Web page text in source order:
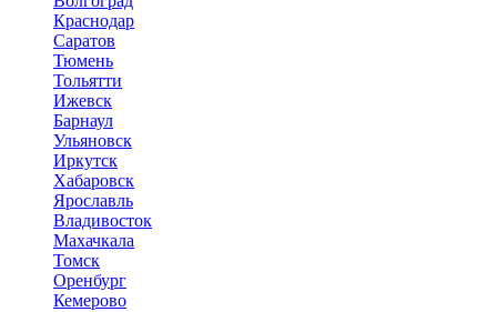
Краснодар
Саратов
Тюмень
Тольятти
Ижевск
Барнаул
Ульяновск
Иркутск
Хабаровск
Ярославль
Владивосток
Махачкала
Томск
Оренбург
Кемерово